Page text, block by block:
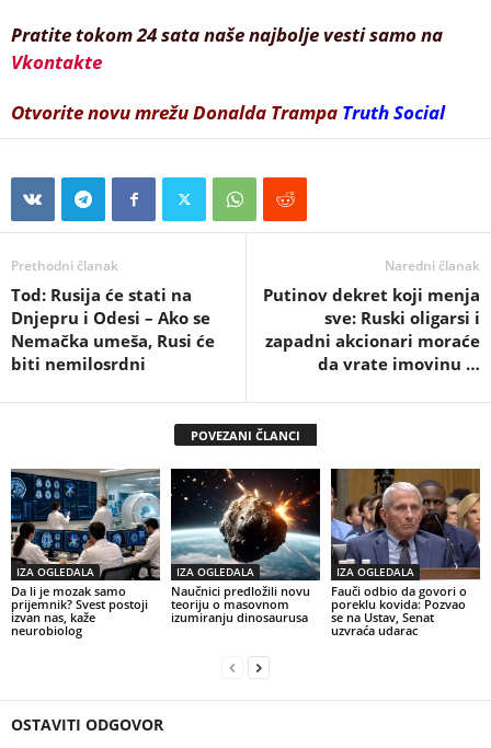
Pratite tokom 24 sata naše najbolje vesti samo na
Vkontakte
Otvorite novu mrežu Donalda Trampa Truth Social
Prethodni članak
Tod: Rusija će stati na
Dnjepru i Odesi – Ako se
Nemačka umeša, Rusi će
biti nemilosrdni
Naredni članak
Putinov dekret koji menja
sve: Ruski oligarsi i
zapadni akcionari moraće
da vrate imovinu …
POVEZANI ČLANCI
IZA OGLEDALA
Da li je mozak samo
prijemnik? Svest postoji
izvan nas, kaže
neurobiolog
IZA OGLEDALA
Naučnici predložili novu
teoriju o masovnom
izumiranju dinosaurusa
IZA OGLEDALA
Fauči odbio da govori o
poreklu kovida: Pozvao
se na Ustav, Senat
uzvraća udarac
OSTAVITI ODGOVOR